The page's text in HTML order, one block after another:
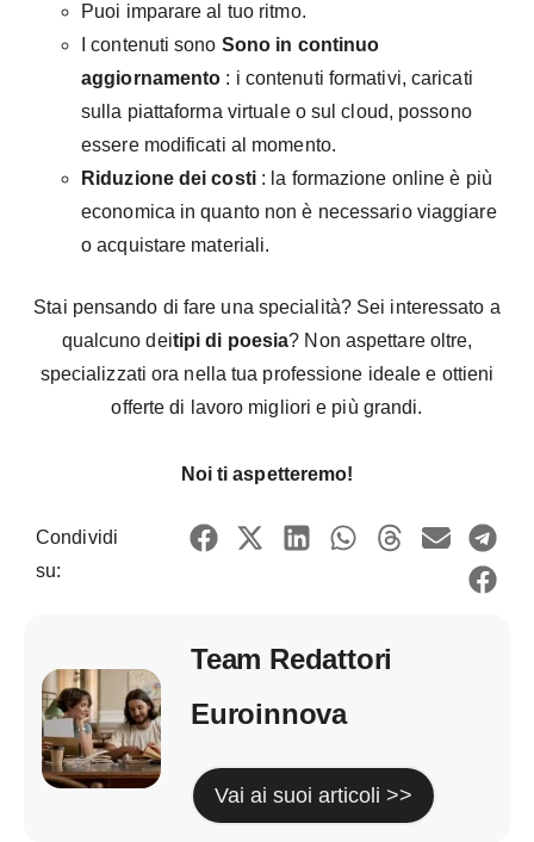
Puoi imparare al tuo ritmo.
I contenuti sono Sono in continuo
aggiornamento : i contenuti formativi, caricati
sulla piattaforma virtuale o sul cloud, possono
essere modificati al momento.
Riduzione dei costi: la formazione online è più
economica in quanto non è necessario viaggiare
o acquistare materiali.
Stai pensando di fare una specialità? Sei interessato a
qualcuno deitipi di poesia? Non aspettare oltre,
specializzati ora nella tua professione ideale e ottieni
offerte di lavoro migliori e più grandi.
Noi ti aspetteremo!
Condividi
su:
Team Redattori
Euroinnova
Vai ai suoi articoli >>